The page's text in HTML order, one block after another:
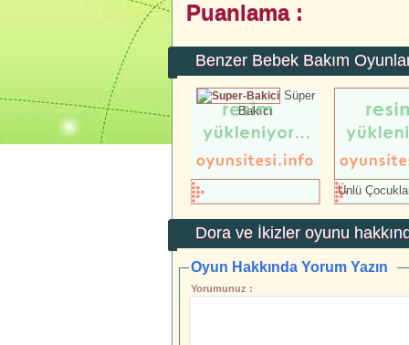
Puanlama :
Benzer Bebek Bakım
Süper
Bakıcı
Ünlü
Dora ve İkizler oyunu
Oyun Hakkında Yorum Yazın
Yorumunuz :